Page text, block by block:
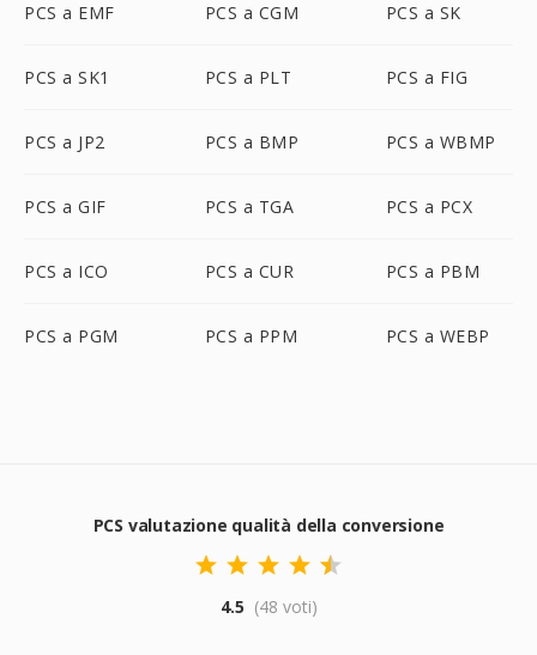
PCS a EMF PCS a CGM PCS a SK
PCS a SK1 PCS a PLT PCS a FIG
PCS a JP2 PCS a BMP PCS a WBMP
PCS a GIF PCS a TGA PCS a PCX
PCS a ICO PCS a CUR PCS a PBM
PCS a PGM PCS a PPM PCS a WEBP
PCS valutazione qualità della conversione
4.5 (48 voti)